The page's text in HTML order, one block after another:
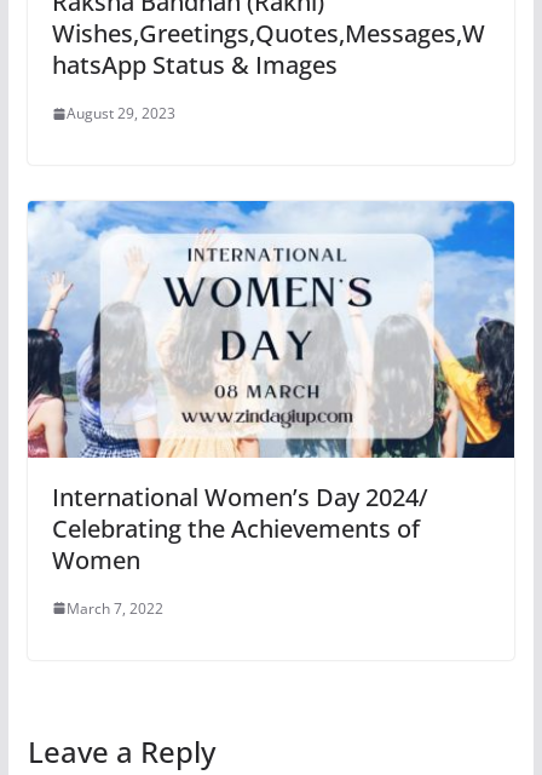
Wishes,Greetings,Quotes,Messages,W
hatsApp Status & Images
August 29, 2023
International Women’s Day 2024/
Celebrating the Achievements of
Women
March 7, 2022
Leave a Reply